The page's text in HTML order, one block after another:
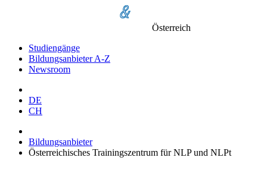
Österreich
Studiengänge
Bildungsanbieter A-Z
Newsroom
DE
CH
Bildungsanbieter
Österreichisches Trainingszentrum für NLP und NLPt